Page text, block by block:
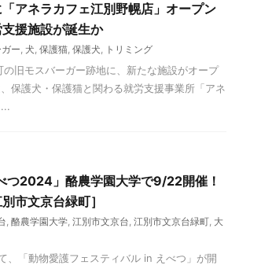
アネラカフェ江別野幌店」オープン
援施設が誕生か
ー, 犬, 保護猫, 保護犬, トリミング
旧モスバーガー跡地に、新たな施設がオープ
保護犬・保護猫と関わる就労支援事業所「アネ
つ2024」酪農学園大学で9/22開催！
市文京台緑町］
, 酪農学園大学, 江別市文京台, 江別市文京台緑町, 大
、「動物愛護フェスティバル in えべつ」が開